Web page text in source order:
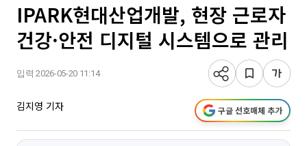
IPARK현대산업개발, 현장 근로자
건강·안전 디지털 시스템으로 관리
입력 2026-05-20 11:14
김지영 기자 구글 선호매체 추가